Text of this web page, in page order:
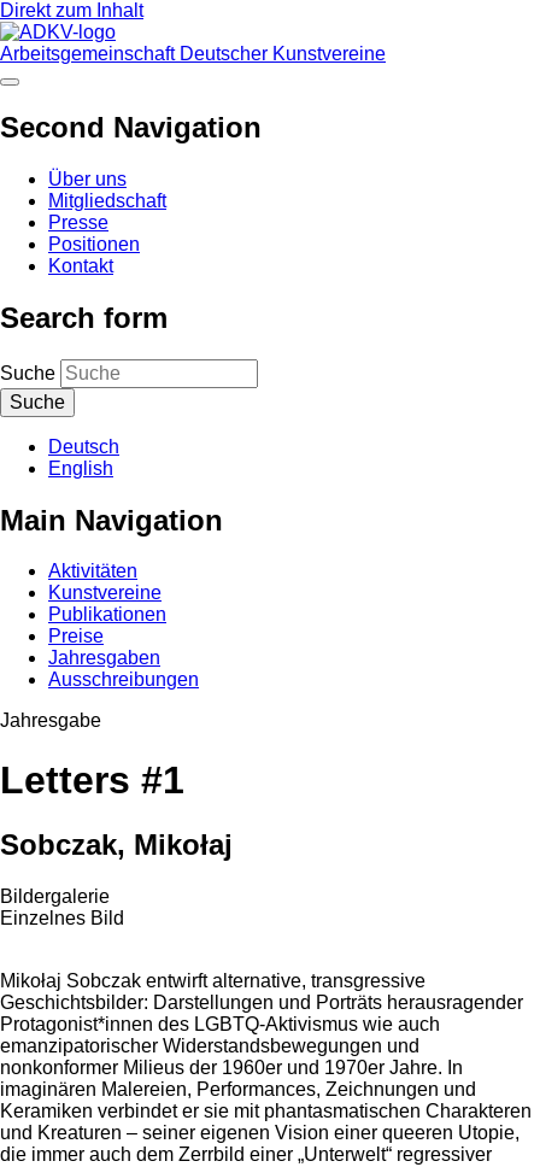
Direkt zum Inhalt
Arbeitsgemeinschaft Deutscher Kunstvereine
Second Navigation
Über uns
Mitgliedschaft
Presse
Positionen
Kontakt
Search form
Suche
Deutsch
English
Main Navigation
Aktivitäten
Kunstvereine
Publikationen
Preise
Jahresgaben
Ausschreibungen
Jahresgabe
Letters #1
Sobczak, Mikołaj
Bildergalerie
Einzelnes Bild
Mikołaj Sobczak entwirft alternative, transgressive
Geschichtsbilder: Darstellungen und Porträts herausragender
Protagonist*innen des LGBTQ-Aktivismus wie auch
emanzipatorischer Widerstandsbewegungen und
nonkonformer Milieus der 1960er und 1970er Jahre. In
imaginären Malereien, Performances, Zeichnungen und
Keramiken verbindet er sie mit phantasmatischen Charakteren
und Kreaturen – seiner eigenen Vision einer queeren Utopie,
die immer auch dem Zerrbild einer „Unterwelt“ regressiver